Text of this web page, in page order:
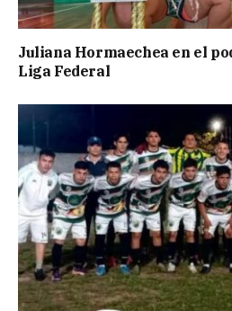
Juliana Hormaechea en el
Liga Federal